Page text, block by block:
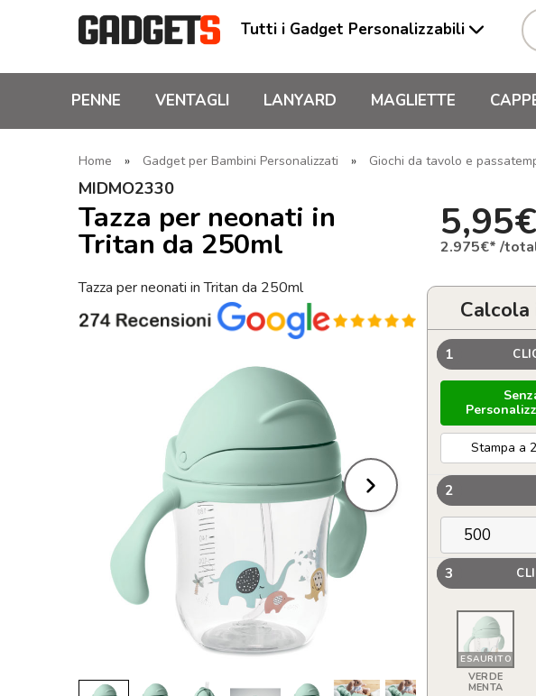
Tutti i Gadget Personalizzabili
PENNE VENTAGLI LANYARD MAGLIETTE
Home » Gadget per Bambini Personalizzati » Giochi da tavolo e
MIDMO2330
Tazza per neonati in
Tritan da 250ml
Tazza per neonati in Tritan da 250ml
2.975€* /
1
Stampa a
2
3
ESAURITO
VERDE
MENTA